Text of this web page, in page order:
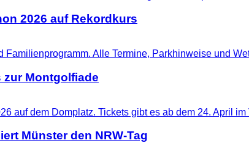
2026 auf Rekordkurs
zur Montgolfiade
Münster den NRW-Tag